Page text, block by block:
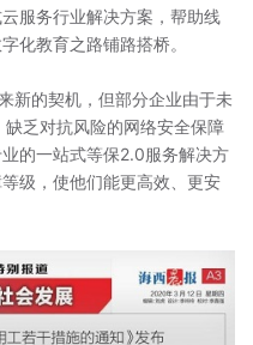
服务行业解决方案，帮助线
化教育之路铺路搭桥。
的契机，但部分企业由于未
乏对抗风险的网络安全保障
的一站式等保2.0服务解决方
级，使他们能更高效、更安